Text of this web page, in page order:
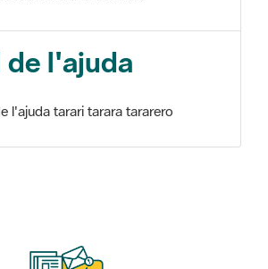
de l'ajuda
l'ajuda tarari tarara tararero